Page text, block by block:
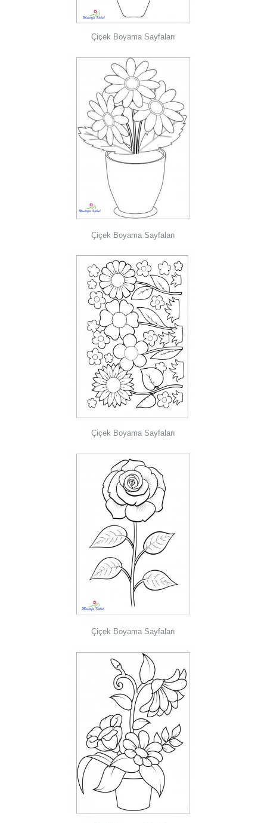
Çiçek Boyama Sayfaları
Çiçek Boyama Sayfaları
Çiçek Boyama Sayfaları
Çiçek Boyama Sayfaları